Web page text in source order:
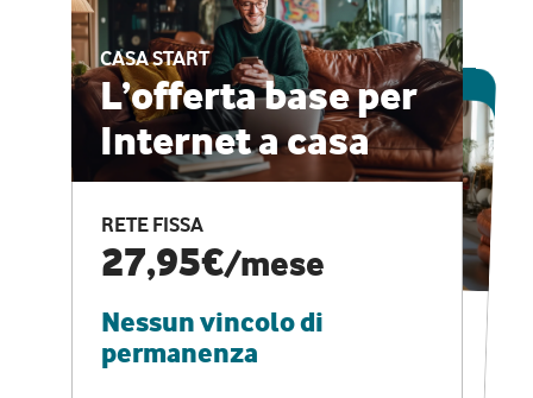
CASA START
L’offerta base per
Internet a casa
RETE FISSA
27,95€/mese
Nessun vincolo di
permanenza
ESCLUSIVA ONLINE
CASA PRO
Internet veloce e
vantaggi speciali
RETE FISSA + VODAFONE CLUB
29,95€